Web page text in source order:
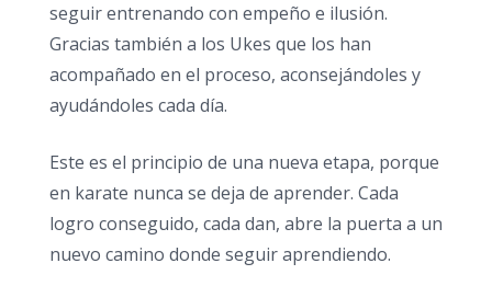
seguir entrenando con empeño e ilusión.
Gracias también a los Ukes que los han
acompañado en el proceso, aconsejándoles y
ayudándoles cada día.
Este es el principio de una nueva etapa, porque
en karate nunca se deja de aprender. Cada
logro conseguido, cada dan, abre la puerta a un
nuevo camino donde seguir aprendiendo.